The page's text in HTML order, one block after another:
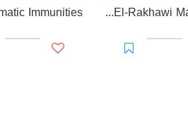
Prisoner of Perception: The El-Rakhawi Manifesto